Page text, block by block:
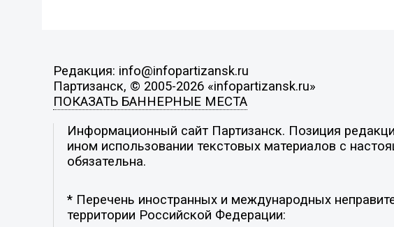
Редакция: info@infopartizansk.ru
Партизанск, © 2005-2026 «infopartizansk.ru»
ПОКАЗАТЬ БАННЕРНЫЕ МЕСТА
Информационный сайт Партизанск. Позиция
ином использовании текстовых материалов с
обязательна.
* Перечень иностранных и международных
территории Российской Федерации: